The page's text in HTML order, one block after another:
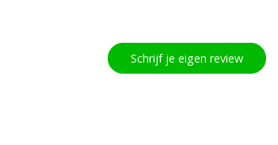
Schrijf je eigen review